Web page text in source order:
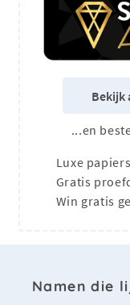
Bekijk
...en
Luxe
Gratis
Win gratis
Namen die